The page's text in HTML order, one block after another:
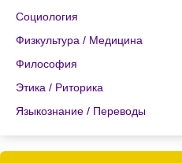
Социология
Физкультура / Медицина
Философия
Этика / Риторика
Языкознание / Переводы